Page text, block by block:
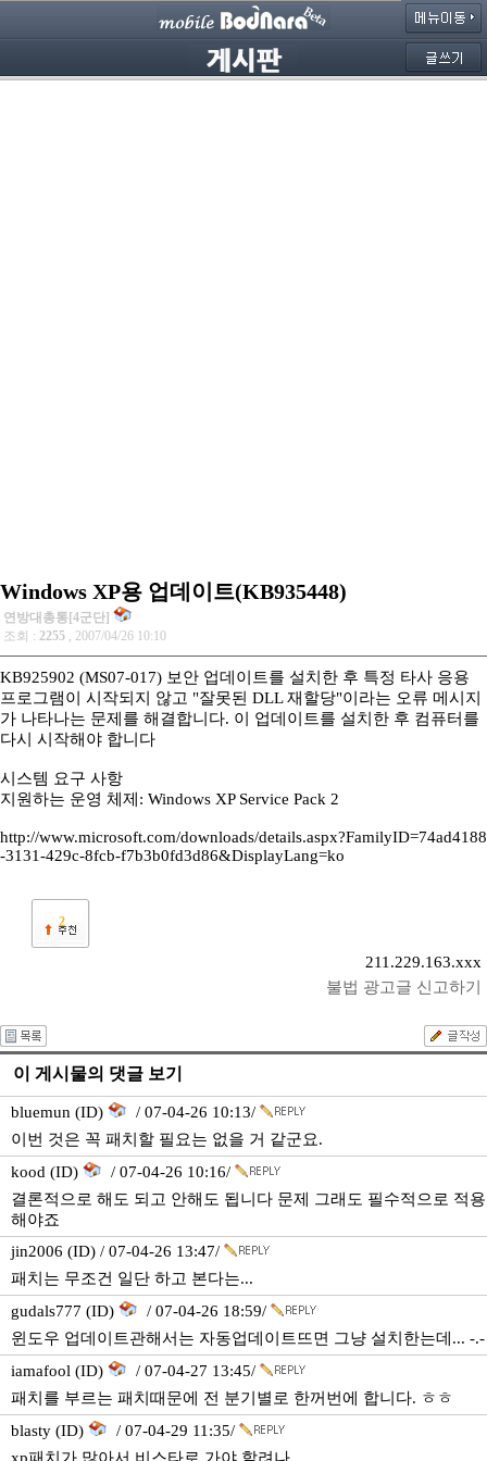
Windows XP용 업데이트(KB935448)
연방대총통[4군단]
조회 : 2255 , 2007/04/26 10:10
KB925902 (MS07-017) 보안 업데이트를 설치한 후 특정 타사 응용
프로그램이 시작되지 않고 "잘못된 DLL 재할당"이라는 오류 메시지
가 나타나는 문제를 해결합니다. 이 업데이트를 설치한 후 컴퓨터를
다시 시작해야 합니다
시스템 요구 사항
지원하는 운영 체제: Windows XP Service Pack 2
http://www.microsoft.com/downloads/details.aspx?FamilyID=74ad4188
-3131-429c-8fcb-f7b3b0fd3d86&DisplayLang=ko
2
211.229.163.xxx
불법 광고글 신고하기
이 게시물의 댓글 보기
bluemun (ID)
/ 07-04-26 10:13/
이번 것은 꼭 패치할 필요는 없을 거 같군요.
kood (ID)
/ 07-04-26 10:16/
결론적으로 해도 되고 안해도 됩니다 문제 그래도 필수적으로 적용
해야죠
jin2006 (ID) / 07-04-26 13:47/
패치는 무조건 일단 하고 본다는...
gudals777 (ID)
/ 07-04-26 18:59/
윈도우 업데이트관해서는 자동업데이트뜨면 그냥 설치한는데... -.-
iamafool (ID)
/ 07-04-27 13:45/
패치를 부르는 패치때문에 전 분기별로 한꺼번에 합니다. ㅎㅎ
blasty (ID)
/ 07-04-29 11:35/